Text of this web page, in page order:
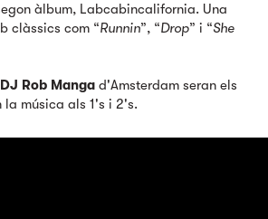
àlbum, Labcabincalifornia. Una
clàssics com “Runnin”, “Drop” i “She
Rob Manga d'Amsterdam seran els
música als 1's i 2's.